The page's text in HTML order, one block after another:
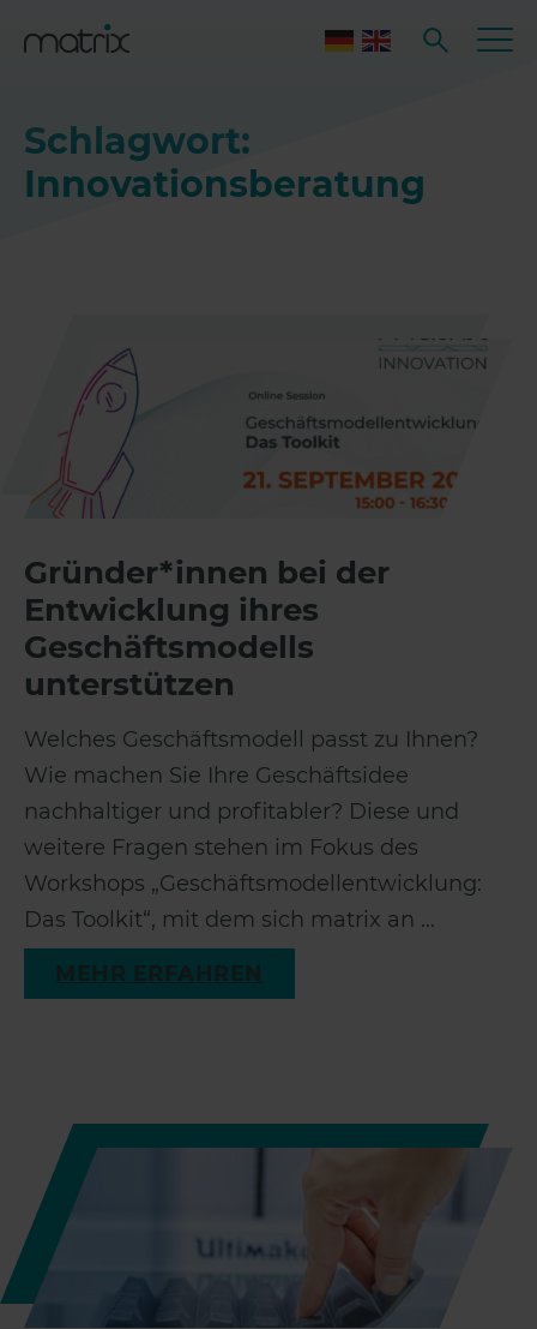
Schlagwort:
Innovationsberatung
Gründer*innen bei der
Entwicklung ihres
Geschäftsmodells
unterstützen
Welches Geschäftsmodell passt zu Ihnen?
Wie machen Sie Ihre Geschäftsidee
nachhaltiger und profitabler? Diese und
weitere Fragen stehen im Fokus des
Workshops „Geschäftsmodellentwicklung:
Das Toolkit“, mit dem sich matrix an ...